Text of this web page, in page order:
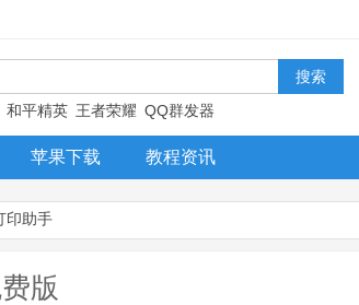
和平精英 王者荣耀 QQ群发器
苹果下载 教程资讯
印助手
版